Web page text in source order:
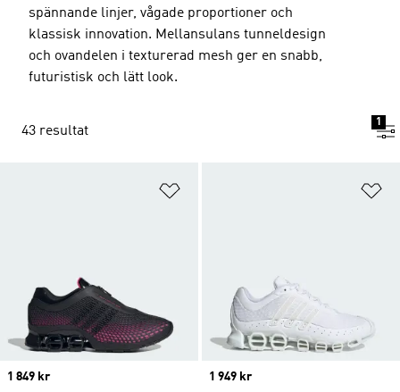
spännande linjer, vågade proportioner och
klassisk innovation. Mellansulans tunneldesign
och ovandelen i texturerad mesh ger en snabb,
futuristisk och lätt look.
43 resultat
1
Price
1 849 kr
Price
1 949 kr